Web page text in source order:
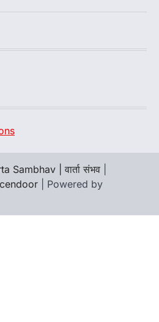
Sambhav | वार्ता संभव
| Powered by